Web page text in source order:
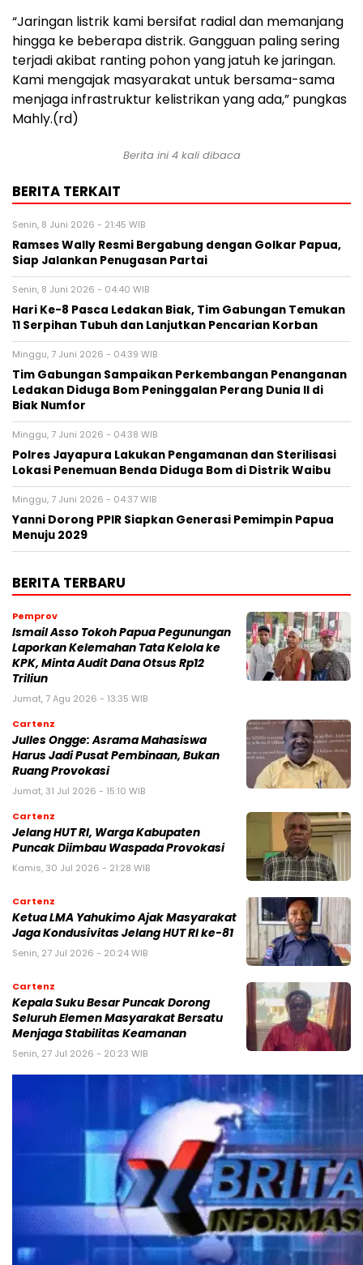
“Jaringan listrik kami bersifat radial dan memanjang
hingga ke beberapa distrik. Gangguan paling sering
terjadi akibat ranting pohon yang jatuh ke jaringan.
Kami mengajak masyarakat untuk bersama-sama
menjaga infrastruktur kelistrikan yang ada,” pungkas
Mahly.(rd)
Berita ini 4 kali dibaca
BERITA TERKAIT
Senin, 8 Juni 2026 - 21:45 WIB
Ramses Wally Resmi Bergabung dengan Golkar Papua,
Siap Jalankan Penugasan Partai
Senin, 8 Juni 2026 - 04:40 WIB
Hari Ke-8 Pasca Ledakan Biak, Tim Gabungan Temukan
11 Serpihan Tubuh dan Lanjutkan Pencarian Korban
Minggu, 7 Juni 2026 - 04:39 WIB
Tim Gabungan Sampaikan Perkembangan Penanganan
Ledakan Diduga Bom Peninggalan Perang Dunia II di
Biak Numfor
Minggu, 7 Juni 2026 - 04:38 WIB
Polres Jayapura Lakukan Pengamanan dan Sterilisasi
Lokasi Penemuan Benda Diduga Bom di Distrik Waibu
Minggu, 7 Juni 2026 - 04:37 WIB
Yanni Dorong PPIR Siapkan Generasi Pemimpin Papua
Menuju 2029
BERITA TERBARU
Pemprov
Ismail Asso Tokoh Papua Pegunungan
Laporkan Kelemahan Tata Kelola ke
KPK, Minta Audit Dana Otsus Rp12
Triliun
Jumat, 7 Agu 2026 - 13:35 WIB
Cartenz
Julles Ongge: Asrama Mahasiswa
Harus Jadi Pusat Pembinaan, Bukan
Ruang Provokasi
Jumat, 31 Jul 2026 - 15:10 WIB
Cartenz
Jelang HUT RI, Warga Kabupaten
Puncak Diimbau Waspada Provokasi
Kamis, 30 Jul 2026 - 21:28 WIB
Cartenz
Ketua LMA Yahukimo Ajak Masyarakat
Jaga Kondusivitas Jelang HUT RI ke-81
Senin, 27 Jul 2026 - 20:24 WIB
Cartenz
Kepala Suku Besar Puncak Dorong
Seluruh Elemen Masyarakat Bersatu
Menjaga Stabilitas Keamanan
Senin, 27 Jul 2026 - 20:23 WIB